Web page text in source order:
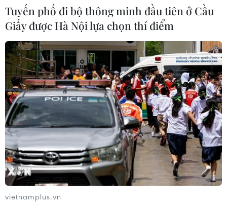
Tuyến phố đi bộ thông minh đầu tiên ở Cầu
Giấy được Hà Nội lựa chọn thí điểm
vietnamplus.vn